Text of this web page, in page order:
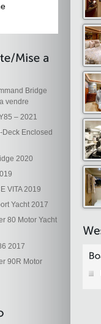
Bridge
vendre
– 2021
Deck Enclosed
2020
VITA 2019
Yacht 2017
80 Motor Yacht
2017
90R Motor